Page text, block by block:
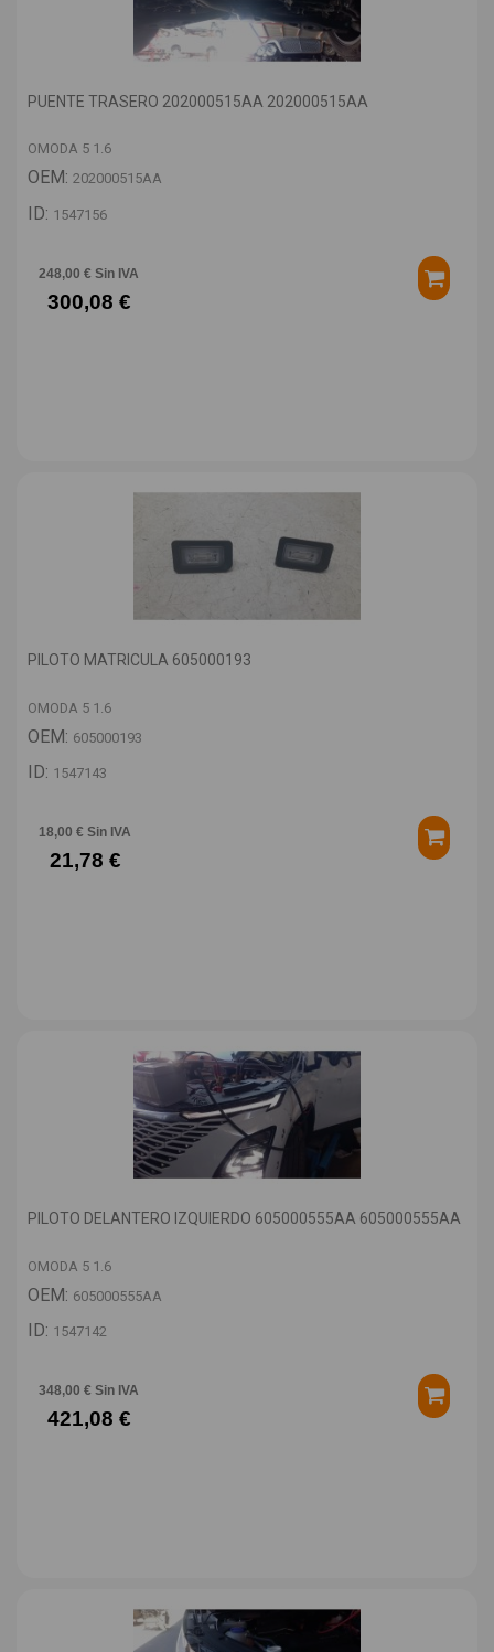
PUENTE TRASERO 202000515AA 202000515AA
OMODA 5 1.6
OEM: 202000515AA
ID: 1547156
248,00 € Sin IVA
300,08 €
PILOTO MATRICULA 605000193
OMODA 5 1.6
OEM: 605000193
ID: 1547143
18,00 € Sin IVA
21,78 €
PILOTO DELANTERO IZQUIERDO 605000555AA 605000555AA
OMODA 5 1.6
OEM: 605000555AA
ID: 1547142
348,00 € Sin IVA
421,08 €